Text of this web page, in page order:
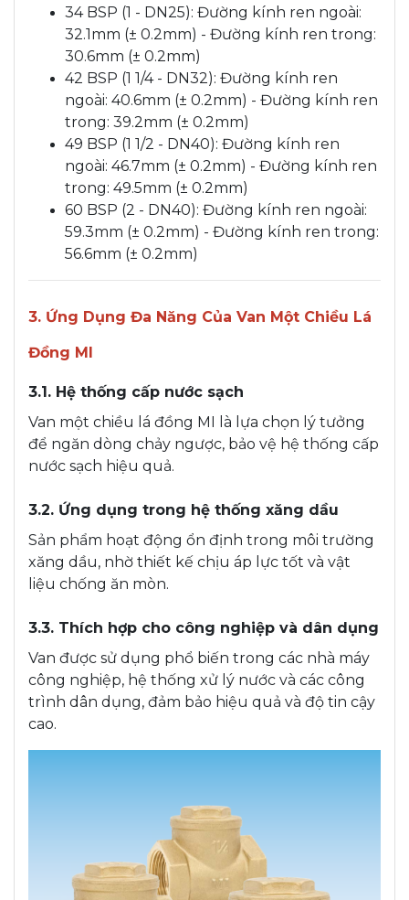
34 BSP (1 - DN25): Đường kính ren ngoài:
32.1mm (± 0.2mm) - Đường kính ren trong:
30.6mm (± 0.2mm)
42 BSP (1 1/4 - DN32): Đường kính ren
ngoài: 40.6mm (± 0.2mm) - Đường kính ren
trong: 39.2mm (± 0.2mm)
49 BSP (1 1/2 - DN40): Đường kính ren
ngoài: 46.7mm (± 0.2mm) - Đường kính ren
trong: 49.5mm (± 0.2mm)
60 BSP (2 - DN40): Đường kính ren ngoài:
59.3mm (± 0.2mm) - Đường kính ren trong:
56.6mm (± 0.2mm)
3. Ứng Dụng Đa Năng Của Van Một Chiều Lá
Đồng MI
3.1. Hệ thống cấp nước sạch
Van một chiều lá đồng MI là lựa chọn lý tưởng
để ngăn dòng chảy ngược, bảo vệ hệ thống cấp
nước sạch hiệu quả.
3.2. Ứng dụng trong hệ thống xăng dầu
Sản phẩm hoạt động ổn định trong môi trường
xăng dầu, nhờ thiết kế chịu áp lực tốt và vật
liệu chống ăn mòn.
3.3. Thích hợp cho công nghiệp và dân dụng
Van được sử dụng phổ biến trong các nhà máy
công nghiệp, hệ thống xử lý nước và các công
trình dân dụng, đảm bảo hiệu quả và độ tin cậy
cao.